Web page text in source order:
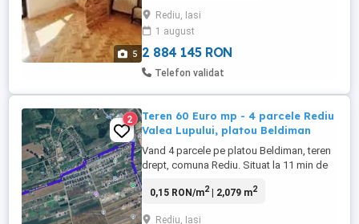
5
separata comuna, trei camere, bucatarie,
spatiu depozitare sport, hobby, baie.
Parter;hol intrare, ...
Rediu, Iasi
1 august
2 884 145 RON
Telefon validat
2
Teren 60 Euro mp - 4 parcele Rediu
Valea Lupului, platou Beldiman
Vand 4 parcele pe platou Beldiman, teren
drept, comuna Rediu. Situat la 11 min de
parcele - 519mp - 31200 Euro - 520mp -
0,15 RON/m2| 2,079 m2
Rediu, Iasi